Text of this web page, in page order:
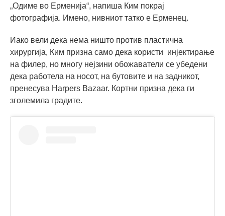
„Одиме во Ерменија“, напиша Ким покрај
фотографија. Имено, нивниот татко е Ерменец.
Иако вели дека нема ништо против пластична
хирургија, Ким призна само дека користи инјектирање
на филер, но многу нејзини обожаватели се убедени
дека работела на носот, на бутовите и на задникот,
пренесува Harpers Bazaar. Кортни призна дека ги
зголемила градите.